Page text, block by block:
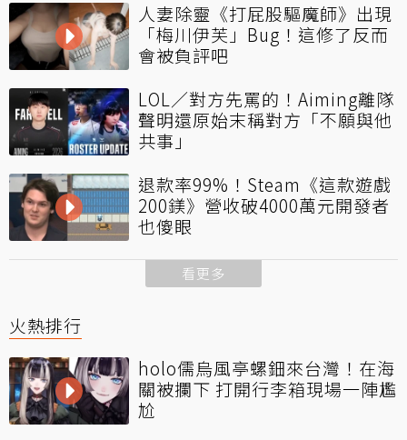
人妻除靈《打屁股驅魔師》出現
「梅川伊芙」Bug！這修了反而
會被負評吧
LOL／對方先罵的！Aiming離隊
聲明還原始末稱對方「不願與他
共事」
退款率99%！Steam《這款遊戲
200鎂》營收破4000萬元開發者
也傻眼
看更多
火熱排行
holo儒烏風亭螺鈿來台灣！在海
關被攔下 打開行李箱現場一陣尷
尬